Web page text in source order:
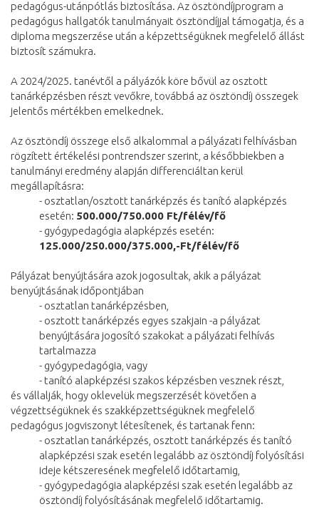
pedagógus-utánpótlás biztosítása. Az ösztöndíjprogram a
pedagógus hallgatók tanulmányait ösztöndíjjal támogatja, és a
diploma megszerzése után a képzettségüknek megfelelő állást
biztosít számukra.
A 2024/2025. tanévtől a pályázók köre bővül az osztott
tanárképzésben részt vevőkre, továbbá az ösztöndíj összegek
jelentős mértékben emelkednek.
Az ösztöndíj összege első alkalommal a pályázati felhívásban
rögzített értékelési pontrendszer szerint, a későbbiekben a
tanulmányi eredmény alapján differenciáltan kerül
megállapításra:
- osztatlan/osztott tanárképzés és tanító alapképzés
esetén: 500.000/750.000 Ft/félév/fő
- gyógypedagógia alapképzés esetén:
125.000/250.000/375.000,-Ft/félév/fő
Pályázat benyújtására azok jogosultak, akik a pályázat
benyújtásának időpontjában
- osztatlan tanárképzésben,
- osztott tanárképzés egyes szakjain -a pályázat
benyújtására jogosító szakokat a pályázati felhívás
tartalmazza
- gyógypedagógia, vagy
- tanító alapképzési szakos képzésben vesznek részt,
és vállalják, hogy oklevelük megszerzését követően a
végzettségüknek és szakképzettségüknek megfelelő
pedagógus jogviszonyt létesítenek, és tartanak fenn:
- osztatlan tanárképzés, osztott tanárképzés és tanító
alapképzési szak esetén legalább az ösztöndíj folyósítási
ideje kétszeresének megfelelő időtartamig,
- gyógypedagógia alapképzési szak esetén legalább az
ösztöndíj folyósításának megfelelő időtartamig.